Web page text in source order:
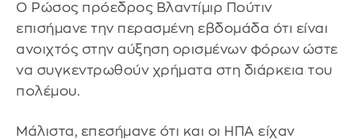
Ο Ρώσος πρόεδρος Βλαντίμιρ Πούτιν
επισήμανε την περασμένη εβδομάδα ότι είναι
ανοιχτός στην αύξηση ορισμένων φόρων ώστε
να συγκεντρωθούν χρήματα στη διάρκεια του
πολέμου.
Μάλιστα, επεσήμανε ότι και οι ΗΠΑ είχαν